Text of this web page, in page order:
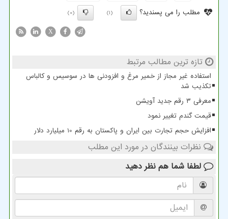
مطلب را می پسندید؟
(1)
(0)
X
تازه ترین مطالب مرتبط
استفاده غیر مجاز از خمیر مرغ و افزودنی ها در سوسیس و کالباس
تکذیب شد
معرفی ۳ رقم جدید آویشن
قیمت گندم تغییر نمود
افزایش حجم تجارت بین ایران و پاکستان به رقم 10 میلیارد دلار
نظرات بینندگان در مورد این مطلب
لطفا شما هم نظر دهید